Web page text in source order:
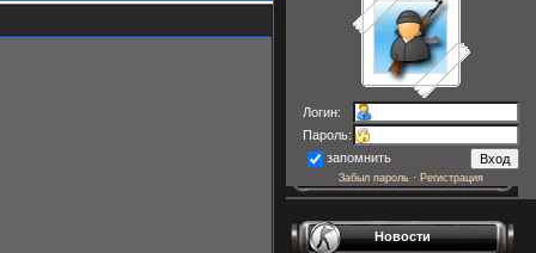
Логин:
Пароль:
запомнить
Забыл пароль · Регистрация
Новости